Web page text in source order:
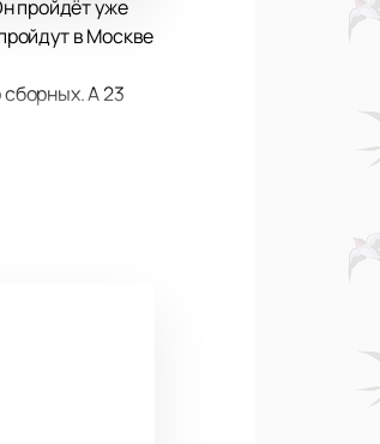
пройдёт уже
в Москве
сборных. А 23
мира с